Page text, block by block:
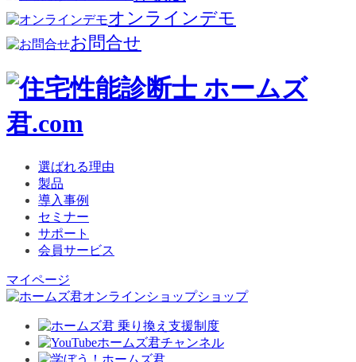
オンラインデモ
お問合せ
選ばれる理由
製品
導入事例
セミナー
サポート
会員サービス
マイページ
ショップ